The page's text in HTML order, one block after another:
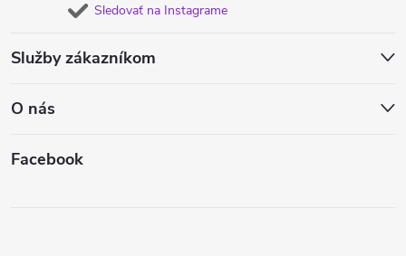
Sledovať na Instagrame
Služby zákazníkom
O nás
Facebook